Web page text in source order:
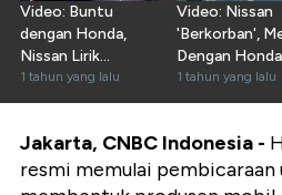
Video: Buntu
dengan Honda,
Nissan Lirik
Foxconn
1 tahun yang lalu
Video: Nissan
'Berkorban',
Dengan Honda
Batal
1 tahun yang lalu
Jakarta, CNBC Indonesia -
resmi memulai pembicaraan